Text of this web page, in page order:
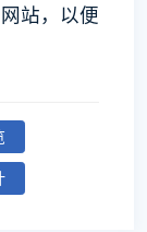
站，以便